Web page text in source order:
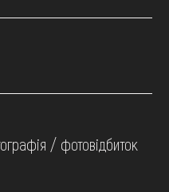
/ фотовідбиток